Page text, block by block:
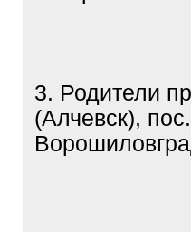
3. Родители
(Алчевск),